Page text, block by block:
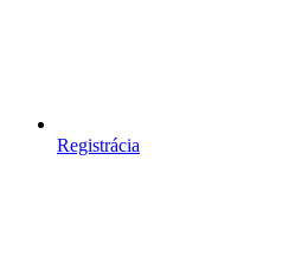
Registrácia